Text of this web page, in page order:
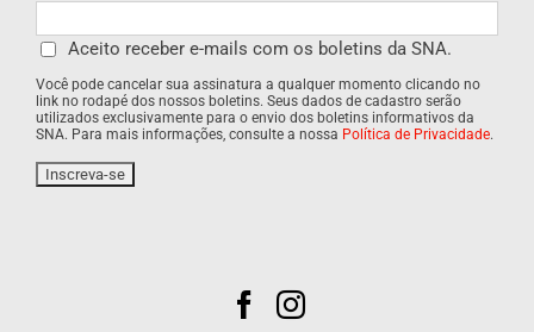
Aceito receber e-mails com os boletins da SNA.
Você pode cancelar sua assinatura a qualquer momento clicando no
link no rodapé dos nossos boletins. Seus dados de cadastro serão
utilizados exclusivamente para o envio dos boletins informativos da
SNA. Para mais informações, consulte a nossa Política de Privacidade.